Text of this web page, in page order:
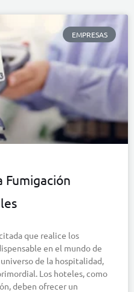
EMPRESAS
Fumigación
que realice los
en el mundo de
de la hospitalidad,
Los hoteles, como
deben ofrecer un